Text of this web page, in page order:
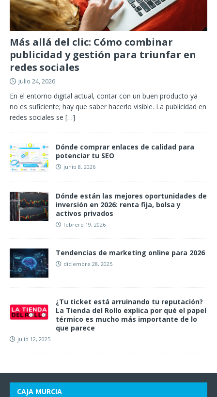
Más allá del clic: Cómo combinar
publicidad y gestión para triunfar en
redes sociales
julio 24, 2026
En el entorno digital actual, contar con un buen producto ya
no es suficiente; hay que saber hacerlo visible. La publicidad en
redes sociales se […]
Dónde comprar enlaces de calidad para
potenciar tu SEO
junio 8, 2026
Dónde están las mejores oportunidades de
inversión en 2026: renta fija, bolsa y
activos privados
febrero 19, 2026
Tendencias de marketing online para 2026
diciembre 28, 2025
¿Tu ticket está arruinando tu reputación?
La Tienda del Rollo explica por qué el papel
térmico es mucho más importante de lo
que parece
julio 12, 2025
CAJA MURCIA